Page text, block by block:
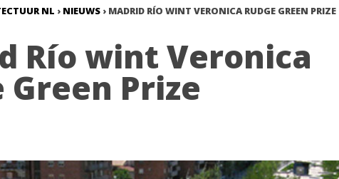
NL › NIEUWS › MADRID RÍO WINT VERONICA RUDGE GREEN PRIZE
Río wint Veronica
Green Prize